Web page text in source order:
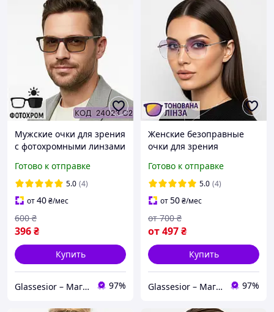
Мужские очки для зрения
с фотохромными линзами
Код: 24023 С2
Готово к отправке
5.0 (4)
от40₴/мес
396₴
600 ₴
Купить
Glassesior – Магазин оптики 97%
Женские безоправные
очки для зрения
с сиреневым акцентом.
Код 7899 С1
Готово к отправке
5.0 (4)
от50₴/мес
от497₴
от 700 ₴
Купить
Glassesior – Магазин оптики 97%